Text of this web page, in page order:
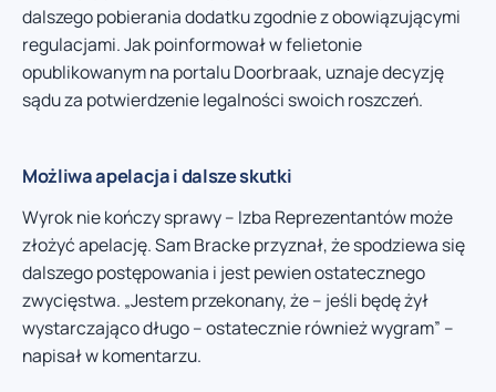
dalszego pobierania dodatku zgodnie z obowiązującymi
regulacjami. Jak poinformował w felietonie
opublikowanym na portalu Doorbraak, uznaje decyzję
sądu za potwierdzenie legalności swoich roszczeń.
Możliwa apelacja i dalsze skutki
Wyrok nie kończy sprawy – Izba Reprezentantów może
złożyć apelację. Sam Bracke przyznał, że spodziewa się
dalszego postępowania i jest pewien ostatecznego
zwycięstwa. „Jestem przekonany, że – jeśli będę żył
wystarczająco długo – ostatecznie również wygram” –
napisał w komentarzu.